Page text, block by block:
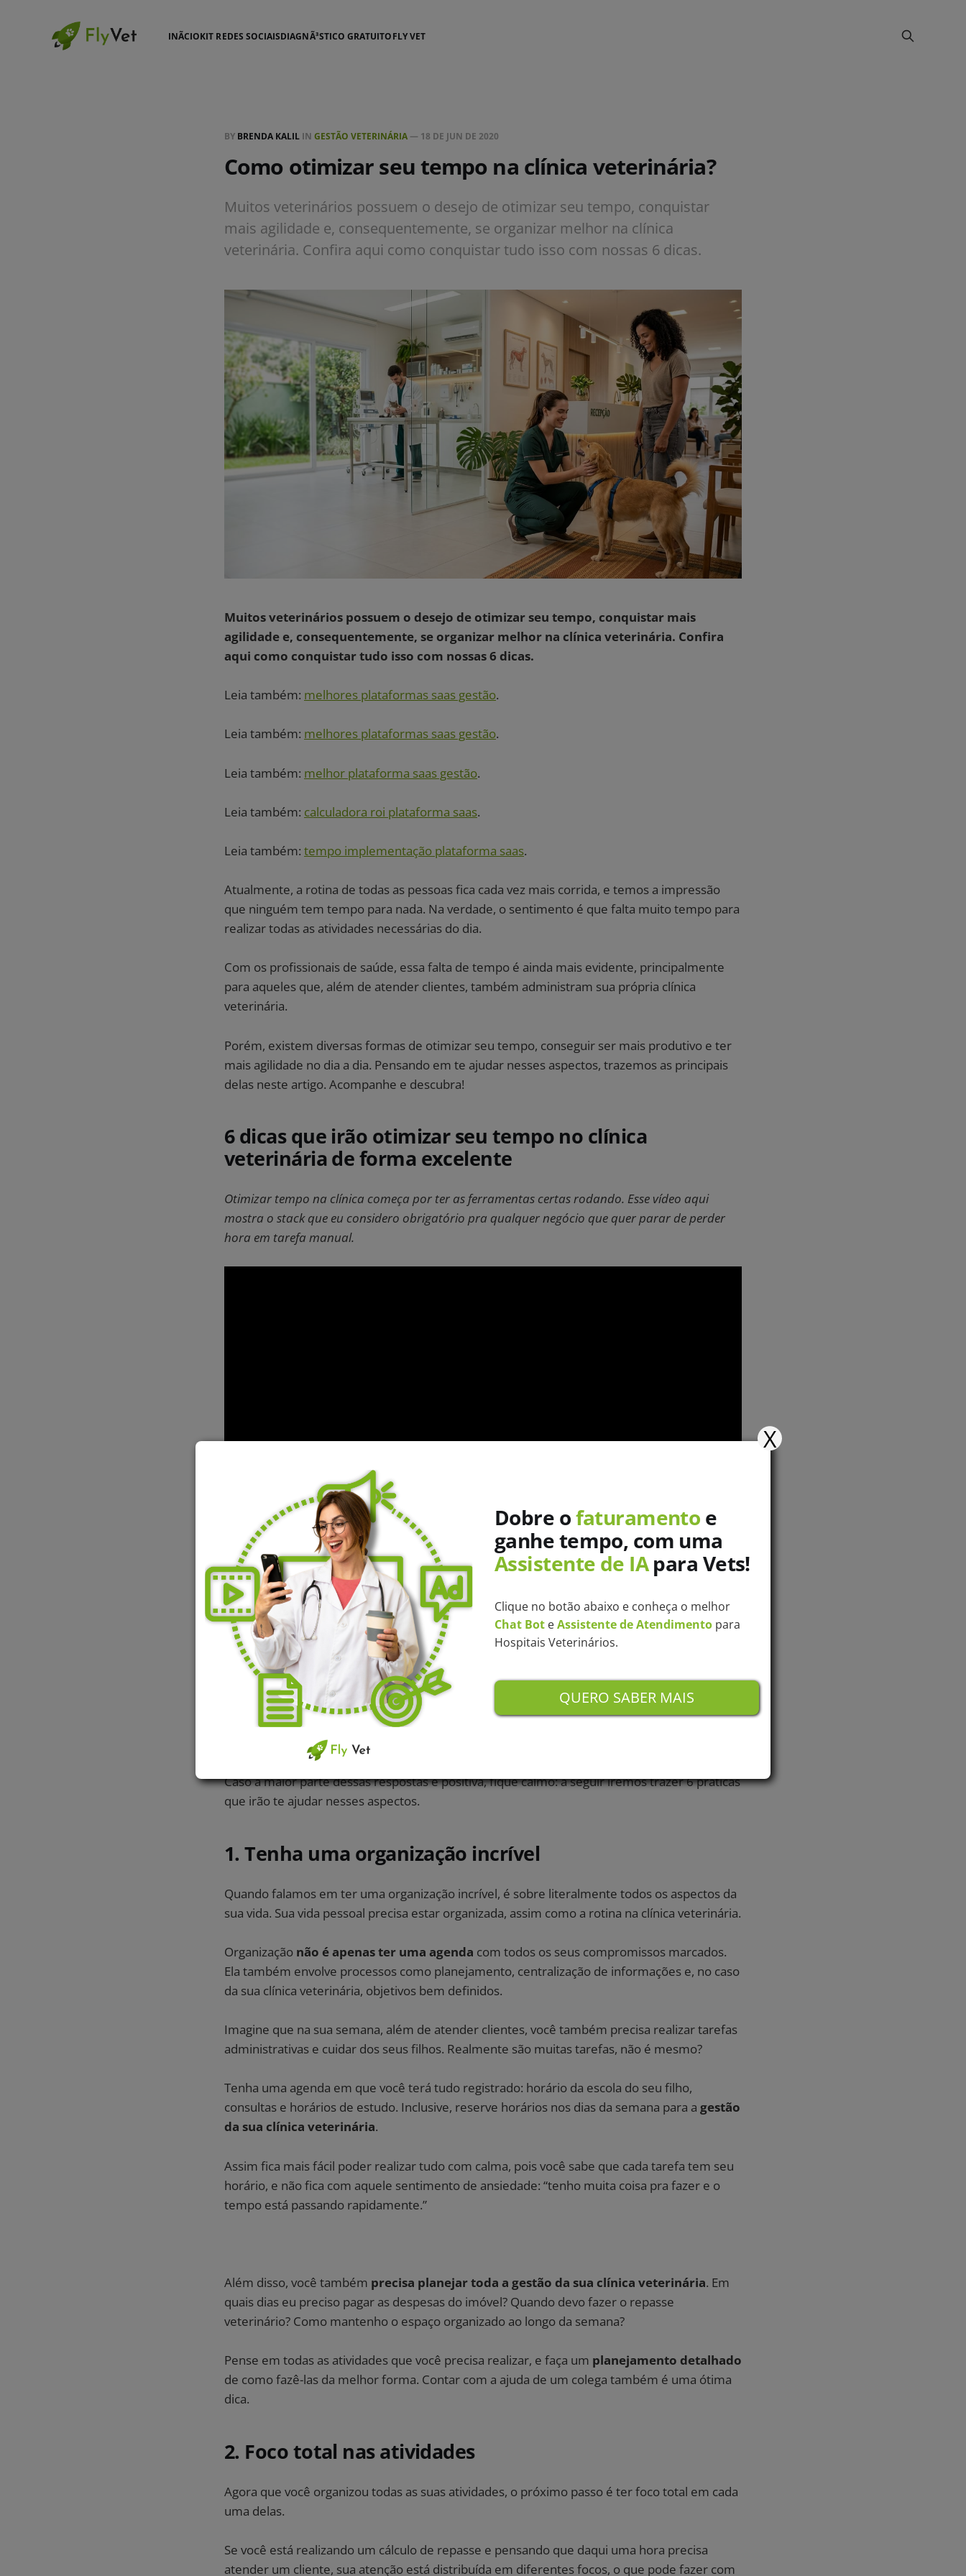
INÃ­CIOKIT REDES SOCIAISDIAGNÃ³STICO GRATUITOFLY VET
BY BRENDA KALIL IN GESTÃO VETERINÁRIA — 18 DE JUN DE 2020
Como otimizar seu tempo na clínica veterinária?
Muitos veterinários possuem o desejo de otimizar seu tempo, conquistar
mais agilidade e, consequentemente, se organizar melhor na clínica
veterinária. Confira aqui como conquistar tudo isso com nossas 6 dicas.
Muitos veterinários possuem o desejo de otimizar seu tempo, conquistar mais
agilidade e, consequentemente, se organizar melhor na clínica veterinária. Confira
aqui como conquistar tudo isso com nossas 6 dicas.
Leia também: melhores plataformas saas gestão.
Leia também: melhores plataformas saas gestão.
Leia também: melhor plataforma saas gestão.
Leia também: calculadora roi plataforma saas.
Leia também: tempo implementação plataforma saas.
Atualmente, a rotina de todas as pessoas fica cada vez mais corrida, e temos a impressão
que ninguém tem tempo para nada. Na verdade, o sentimento é que falta muito tempo para
realizar todas as atividades necessárias do dia.
Com os profissionais de saúde, essa falta de tempo é ainda mais evidente, principalmente
para aqueles que, além de atender clientes, também administram sua própria clínica
veterinária.
Porém, existem diversas formas de otimizar seu tempo, conseguir ser mais produtivo e ter
mais agilidade no dia a dia. Pensando em te ajudar nesses aspectos, trazemos as principais
delas neste artigo. Acompanhe e descubra!
6 dicas que irão otimizar seu tempo no clínica
veterinária de forma excelente
Otimizar tempo na clínica começa por ter as ferramentas certas rodando. Esse vídeo aqui
mostra o stack que eu considero obrigatório pra qualquer negócio que quer parar de perder
hora em tarefa manual.
Todo mundo gostaria de ter mais tempo, e os profissionais de saúde também têm esse
sentimento. Mas, ao invés de desejar mais tempo, pense em como realizar mais atividades
no tempo disponível.
Você pode começar esse processo fazendo algumas perguntas básicas.
Eu tenho de fato uma boa organização, ou realizo tarefas sem planejamento?
Eu estou constantemente cansado e lotado de responsabilidades?
Eu faço muitos trabalhos repetitivos e manuais?
Caso a maior parte dessas respostas é positiva, fique calmo: a seguir iremos trazer 6 práticas
que irão te ajudar nesses aspectos.
1. Tenha uma organização incrível
Quando falamos em ter uma organização incrível, é sobre literalmente todos os aspectos da
sua vida. Sua vida pessoal precisa estar organizada, assim como a rotina na clínica veterinária.
Organização não é apenas ter uma agenda com todos os seus compromissos marcados.
Ela também envolve processos como planejamento, centralização de informações e, no caso
da sua clínica veterinária, objetivos bem definidos.
Imagine que na sua semana, além de atender clientes, você também precisa realizar tarefas
administrativas e cuidar dos seus filhos. Realmente são muitas tarefas, não é mesmo?
Tenha uma agenda em que você terá tudo registrado: horário da escola do seu filho,
consultas e horários de estudo. Inclusive, reserve horários nos dias da semana para a gestão
da sua clínica veterinária.
Assim fica mais fácil poder realizar tudo com calma, pois você sabe que cada tarefa tem seu
horário, e não fica com aquele sentimento de ansiedade: “tenho muita coisa pra fazer e o
tempo está passando rapidamente.”
Além disso, você também precisa planejar toda a gestão da sua clínica veterinária. Em
quais dias eu preciso pagar as despesas do imóvel? Quando devo fazer o repasse
veterinário? Como mantenho o espaço organizado ao longo da semana?
Pense em todas as atividades que você precisa realizar, e faça um planejamento detalhado
de como fazê-las da melhor forma. Contar com a ajuda de um colega também é uma ótima
dica.
2. Foco total nas atividades
Agora que você organizou todas as suas atividades, o próximo passo é ter foco total em cada
uma delas.
Se você está realizando um cálculo de repasse e pensando que daqui uma hora precisa
atender um cliente, sua atenção está distribuída em diferentes focos, o que pode fazer com
X
Dobre ofaturamento e
ganhe tempo, com uma
Assistente de IApara Vets!
Clique no botão abaixo e conheça o melhor
Chat Bot eAssistente de Atendimento para
Hospitais Veterinários.
QUERO SABER MAIS